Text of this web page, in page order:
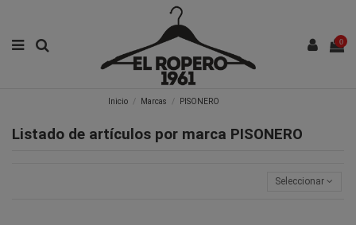
0
Inicio Marcas PISONERO
Listado de artículos por marca PISONERO
Seleccionar